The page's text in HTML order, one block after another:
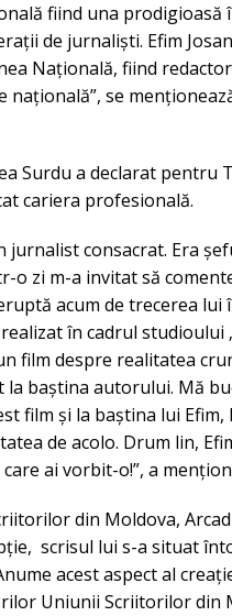
fiind una prodigioasă
de jurnaliști. Efim
Națională, fiind
se
Surdu a declarat pentru
cariera profesională.
jurnalist consacrat. Era
o zi m-a invitat să
acum de trecerea lui
în cadrul studioului
film despre realitatea
baștina autorului. Mă
film și la baștina lui
de acolo. Drum lin,
ai vorbit-o!”, a
din Moldova,
scrisul lui s-a situat
acest aspect al
Uniunii Scriitorilor din